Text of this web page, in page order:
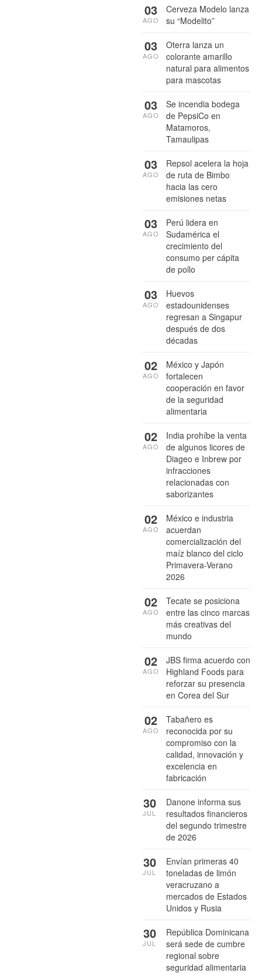
Cerveza Modelo lanza
su “Modelito”
03
AGO
Oterra lanza un
colorante amarillo
natural para alimentos
para mascotas
03
AGO
Se incendia bodega
de PepsiCo en
Matamoros,
Tamaulipas
03
AGO
Repsol acelera la hoja
de ruta de Bimbo
hacia las cero
emisiones netas
03
AGO
Perú lidera en
Sudamérica el
crecimiento del
consumo per cápita
de pollo
03
AGO
Huevos
estadounidenses
regresan a Singapur
después de dos
décadas
03
AGO
México y Japón
fortalecen
cooperación en favor
de la seguridad
alimentaria
02
AGO
India prohíbe la venta
de algunos licores de
Diageo e Inbrew por
infracciones
relacionadas con
saborizantes
02
AGO
México e industria
acuerdan
comercialización del
maíz blanco del ciclo
Primavera-Verano
2026
02
AGO
Tecate se posiciona
entre las cinco marcas
más creativas del
mundo
02
AGO
JBS firma acuerdo con
Highland Foods para
reforzar su presencia
en Corea del Sur
02
AGO
Tabañero es
reconocida por su
compromiso con la
calidad, innovación y
excelencia en
fabricación
02
AGO
Danone informa sus
resultados financieros
del segundo trimestre
de 2026
30
JUL
Envían primeras 40
toneladas de limón
veracruzano a
mercados de Estados
Unidos y Rusia
30
JUL
República Dominicana
será sede de cumbre
regional sobre
seguridad alimentaria
30
JUL